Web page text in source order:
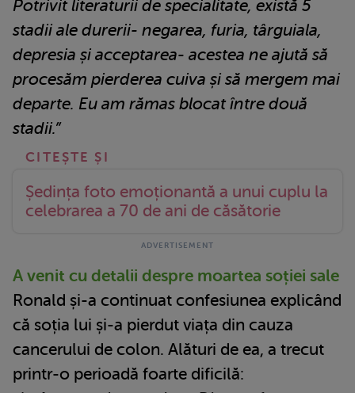
Potrivit literaturii de specialitate, există 5
stadii ale durerii- negarea, furia, târguiala,
depresia și acceptarea- acestea ne ajută să
procesăm pierderea cuiva și să mergem mai
departe. Eu am rămas blocat între două
stadii.”
Ședința foto emoționantă a unui cuplu la
celebrarea a 70 de ani de căsătorie
A venit cu detalii despre moartea soției sale
Ronald și-a continuat confesiunea explicând
că soția lui și-a pierdut viața din cauza
cancerului de colon. Alături de ea, a trecut
printr-o perioadă foarte dificilă: